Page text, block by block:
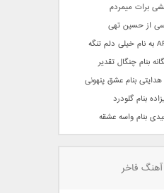
برات میمردم
از حسین تهی
بنام چنگال تقدیر
بنام عشق پنهونی
بنام گلودرد
بنام واسه عشقه
فاخر